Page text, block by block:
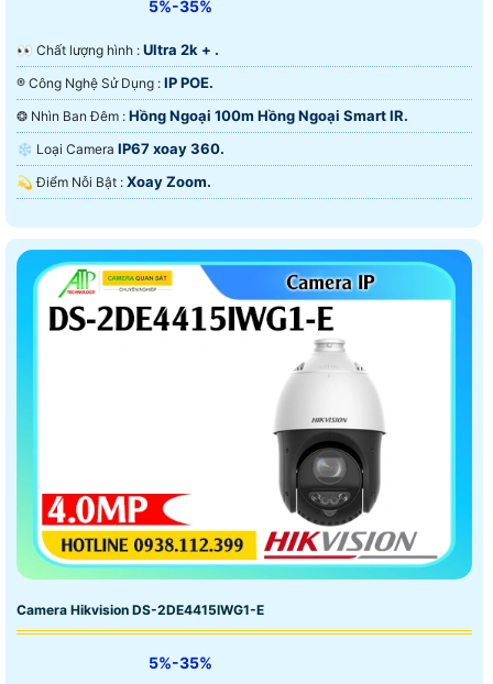
5%-35%
️👀 Chất lượng hình : Ultra 2k + .
®️ Công Nghệ Sử Dụng : IP POE.
❂ Nhìn Ban Đêm : Hồng Ngoại 100m Hồng Ngoại Smart IR.
❄ Loại Camera IP67 xoay 360.
️💫 Điểm Nỗi Bật : Xoay Zoom.
Camera Hikvision DS-2DE4415IWG1-E
5%-35%